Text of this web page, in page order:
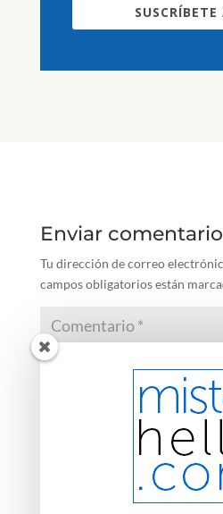
Enviar comentario
Tu dirección de correo
campos obligatorios están